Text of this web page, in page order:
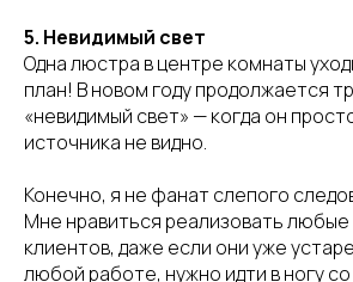
5. Невидимый свет
Одна люстра в центре комнаты
план! В новом году продолжается
«невидимый свет» — когда он
источника не видно.
Конечно, я не фанат слепого
Мне нравиться реализовать
клиентов, даже если они уже
любой работе, нужно идти в ногу